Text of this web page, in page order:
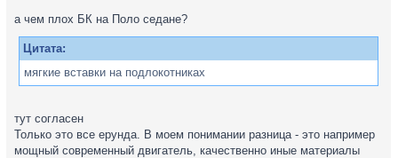
а чем плох БК на Поло седане?
Цитата:
мягкие вставки на подлокотниках
тут согласен
Только это все ерунда. В моем понимании разница - это например
мощный современный двигатель, качественно иные материалы